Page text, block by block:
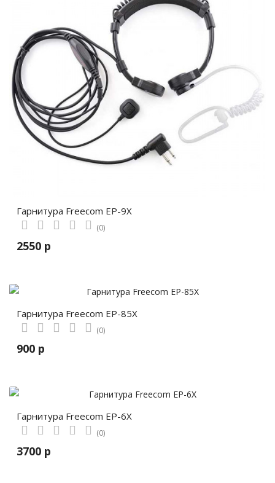
Гарнитура Freecom EP-9X
(0)
2550 р
Гарнитура Freecom EP-85X
(0)
900 р
Гарнитура Freecom EP-6X
(0)
3700 р